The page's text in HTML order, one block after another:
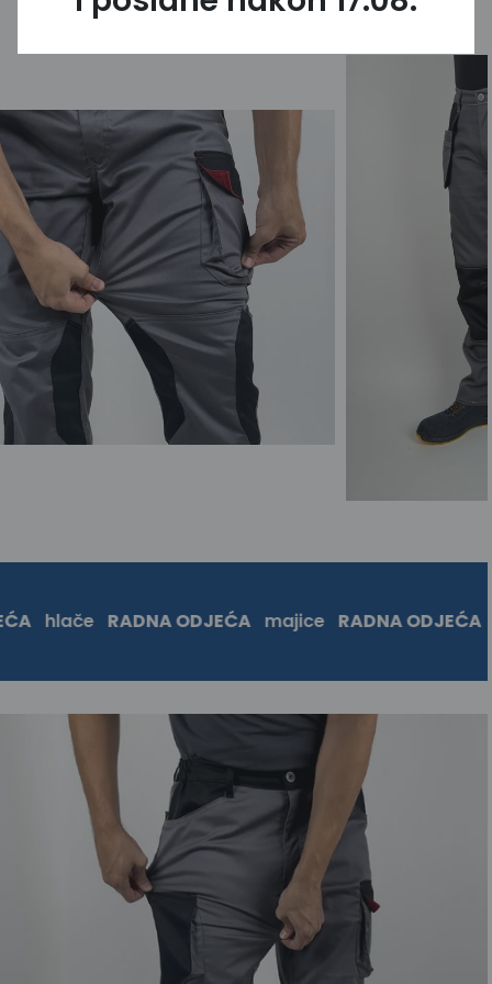
hlače RADNA ODJEĆA majice RADNA ODJEĆA